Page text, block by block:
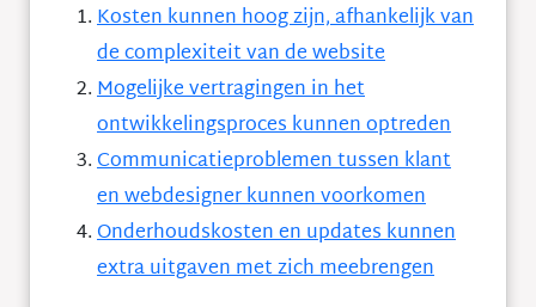
Kosten kunnen hoog zijn, afhankelijk van
de complexiteit van de website
Mogelijke vertragingen in het
ontwikkelingsproces kunnen optreden
Communicatieproblemen tussen klant
en webdesigner kunnen voorkomen
Onderhoudskosten en updates kunnen
extra uitgaven met zich meebrengen